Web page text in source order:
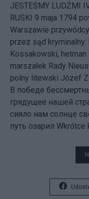
JESTEŚMY LUDŹMI
RUSKI 9 maja 1794
Warszawie
przez sąd
Kossakowski,
marszałek Rady
polny litewski Józef
В победе
грядущее нашей
сияло нам солнце
путь озарил Wkrótce